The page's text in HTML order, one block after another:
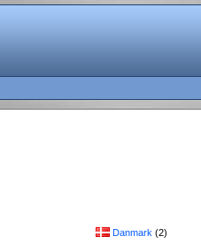
Danmark (2)